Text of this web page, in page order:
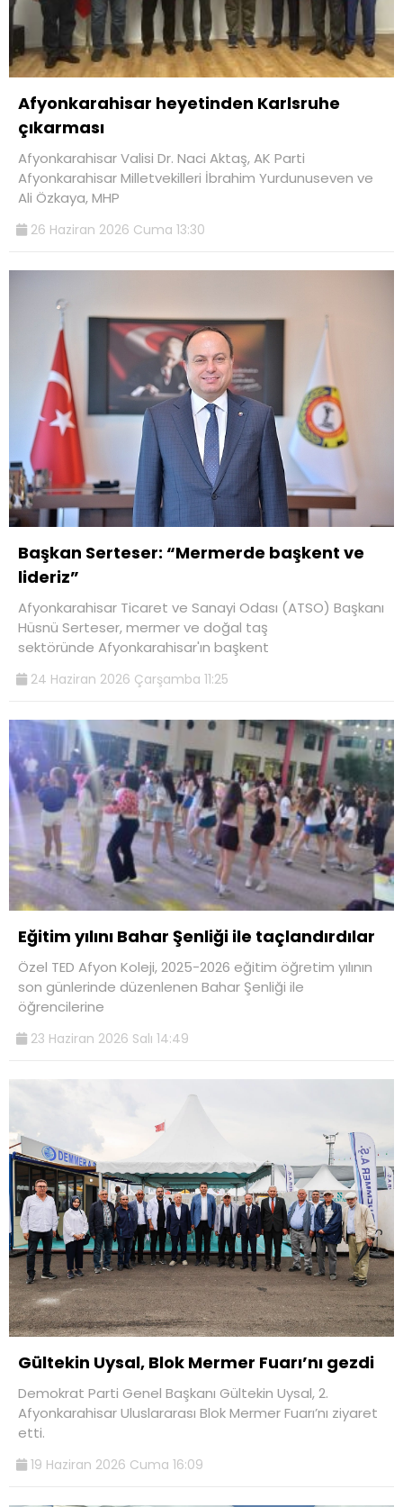
Afyonkarahisar heyetinden Karlsruhe
çıkarması
Afyonkarahisar Valisi Dr. Naci Aktaş, AK Parti
Afyonkarahisar Milletvekilleri İbrahim Yurdunuseven ve
Ali Özkaya, MHP
26 Haziran 2026 Cuma 13:30
Başkan Serteser: “Mermerde başkent ve
lideriz”
Afyonkarahisar Ticaret ve Sanayi Odası (ATSO) Başkanı
Hüsnü Serteser, mermer ve doğal taş
sektöründe Afyonkarahisar'ın başkent
24 Haziran 2026 Çarşamba 11:25
Eğitim yılını Bahar Şenliği ile taçlandırdılar
Özel TED Afyon Koleji, 2025-2026 eğitim öğretim yılının
son günlerinde düzenlenen Bahar Şenliği ile
öğrencilerine
23 Haziran 2026 Salı 14:49
Gültekin Uysal, Blok Mermer Fuarı’nı gezdi
Demokrat Parti Genel Başkanı Gültekin Uysal, 2.
Afyonkarahisar Uluslararası Blok Mermer Fuarı’nı ziyaret
etti.
19 Haziran 2026 Cuma 16:09